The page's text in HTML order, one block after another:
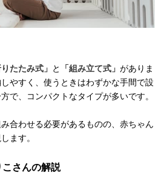
りたたみ式」 と 「組み立て式」 がありま
やすく、使うときはわずかな手間で設
で、コンパクトなタイプが多いです。
合わせる必要があるものの、赤ちゃん
ます。
さんの解説